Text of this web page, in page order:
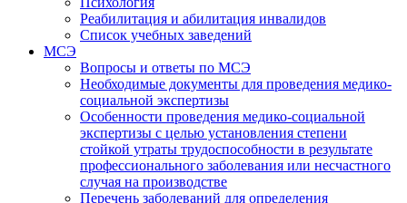
Реабилитация и абилитация инвалидов
Список учебных заведений
МСЭ
Вопросы и ответы по МСЭ
Необходимые документы для проведения медико-
социальной экспертизы
Особенности проведения медико-социальной
экспертизы с целью установления степени
стойкой утраты трудоспособности в результате
профессионального заболевания или несчастного
случая на производстве
Перечень заболеваний для определения